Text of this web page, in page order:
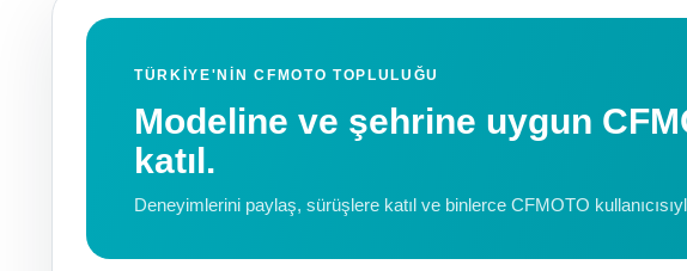
TÜRKIYE'NIN CFMOTO TOPLULUĞU
Modeline ve şehrine uygun
katıl.
Deneyimlerini paylaş, sürüşlere katıl ve binlerce CFMOTO